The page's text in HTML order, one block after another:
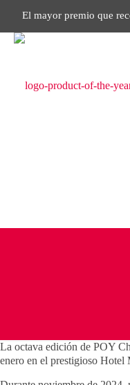
El mayor premio que
La octava edición de POY
enero en el prestigioso Hotel